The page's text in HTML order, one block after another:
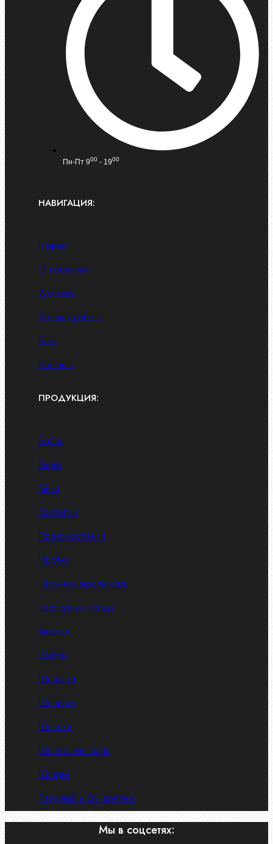
Пн-Пт 900 - 1900
НАВИГАЦИЯ:
Главная
О компании
Доставка
Условия работы
Блог
Контакты
ПРОДУКЦИЯ:
Болты
Винты
Гайки
Заклепки
Пресс-масленки
Пробки
Пружины тарельчатые
Стопорные кольца
Такелаж
Шайбы
Шпильки
Шплинты
Шпонки
Шпоночная сталь
Штифты
Латунный и бр. крепеж
Мы в соцсетях: